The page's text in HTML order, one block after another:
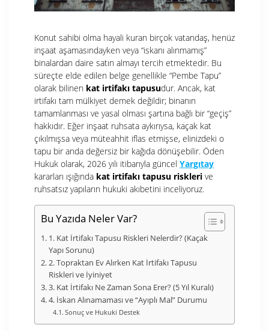
Konut sahibi olma hayali kuran birçok vatandaş, henüz
inşaat aşamasındayken veya “iskanı alınmamış”
binalardan daire satın almayı tercih etmektedir. Bu
süreçte elde edilen belge genellikle “Pembe Tapu”
olarak bilinen kat irtifakı tapusudur. Ancak, kat
irtifakı tam mülkiyet demek değildir; binanın
tamamlanması ve yasal olması şartına bağlı bir “geçiş”
hakkıdır. Eğer inşaat ruhsata aykırıysa, kaçak kat
çıkılmışsa veya müteahhit iflas etmişse, elinizdeki o
tapu bir anda değersiz bir kağıda dönüşebilir. Öden
Hukuk olarak, 2026 yılı itibarıyla güncel Yargıtay
kararları ışığında kat irtifakı tapusu riskleri ve
ruhsatsız yapıların hukuki akıbetini inceliyoruz.
Bu Yazıda Neler Var?
1. Kat İrtifakı Tapusu Riskleri Nelerdir? (Kaçak
Yapı Sorunu)
2. Topraktan Ev Alırken Kat İrtifakı Tapusu
Riskleri ve İyiniyet
3. Kat İrtifakı Ne Zaman Sona Erer? (5 Yıl Kuralı)
4. İskan Alınamaması ve “Ayıplı Mal” Durumu
Sonuç ve Hukuki Destek